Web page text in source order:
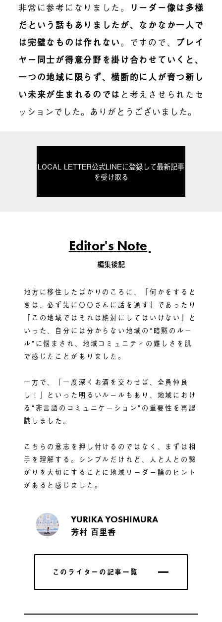
非常に参考になりました。
リーダー像は多様
だという話もありましたが、なかなか一人で
は完璧なものは作れない。 ですので、 プレイ
ヤー同士が得意分野を掛け合わせていくと、
一つの地域に限らず、横断的に人が育つ新し
い未来が生まれる のでは と考えさせられたセ
ッションでした。ありがとうございました。
LOCAL LETTER公式LINEに登録して最新記事
を受け取る
Editor's Note
編集後記
地方に移住したばかりのころに、「何かをすると
きは、必ず先に〇〇さんに話を通す」であったり
「この地域ではそれは絶対にしてはいけない」と
いった、自分には分からない地域の“暗黙のルー
ル”に悩まされ、地域コミュニティの難しさを肌
で感じたことがありました。
一方で、「一度深くお酒を交わせば、全員仲良
し！」といった明るいルールもあり、地域におけ
る“非言語のコミュニケーション”の重要性を再認
識しました。
こちらの意志を押し付けるのではなく、まずは相
手を理解する。シンプルだけれど、人と人との繋
がりを大切にすることに地域リーダー論のヒント
があると感じました。
YURIKA YOSHIMURA
芳村 百里香
このライターの記事一覧
このライターの記事一覧